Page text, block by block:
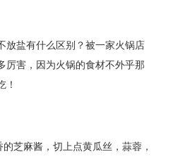
放盐有什么区别？被一家火锅店
厉害，因为火锅的食材不外乎那
！
芝麻酱，切上点黄瓜丝，蒜蓉，